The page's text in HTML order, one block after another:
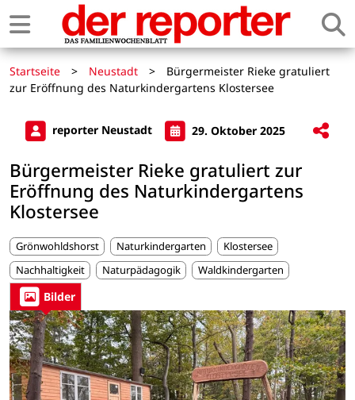
Startseite > Neustadt >
Bürgermeister Rieke gratuliert
zur Eröffnung des Naturkindergartens Klostersee
reporter Neustadt 29. Oktober 2025
Bürgermeister Rieke gratuliert zur
Eröffnung des Naturkindergartens
Klostersee
Grönwohldshorst Naturkindergarten
Klostersee
Nachhaltigkeit
Naturpädagogik Waldkindergarten
Bilder